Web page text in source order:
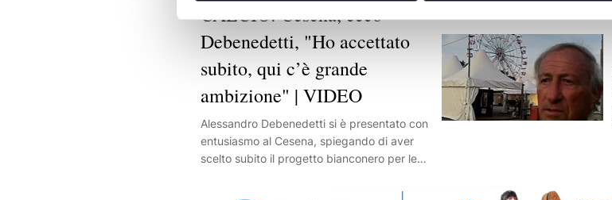
CALCIO: Cesena, ecco
Debenedetti, "Ho accettato
subito, qui c’è grande
ambizione" | VIDEO
Alessandro Debenedetti si è presentato con
entusiasmo al Cesena, spiegando di aver
scelto subito il progetto bianconero per le